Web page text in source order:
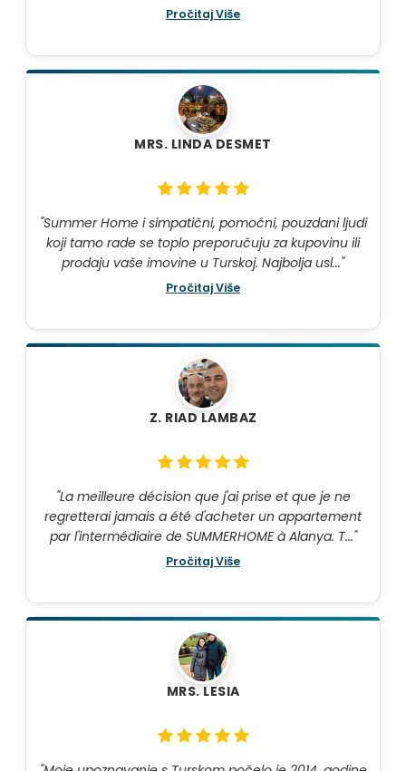
Pročitaj Više
MRS. LINDA DESMET
"Summer Home i simpatični, pomoćni, pouzdani ljudi
koji tamo rade se toplo preporučuju za kupovinu ili
prodaju vaše imovine u Turskoj. Najbolja usl..."
Pročitaj Više
Z. RIAD LAMBAZ
"La meilleure décision que j'ai prise et que je ne
regretterai jamais a été d'acheter un appartement
par l'intermédiaire de SUMMERHOME à Alanya. T..."
Pročitaj Više
MRS. LESIA